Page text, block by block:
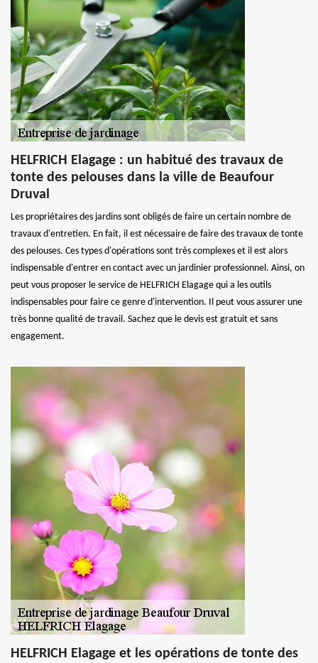
HELFRICH Elagage : un habitué des travaux de
tonte des pelouses dans la ville de Beaufour
Druval
Les propriétaires des jardins sont obligés de faire un certain nombre de
travaux d'entretien. En fait, il est nécessaire de faire des travaux de tonte
des pelouses. Ces types d'opérations sont très complexes et il est alors
indispensable d'entrer en contact avec un jardinier professionnel. Ainsi, on
peut vous proposer le service de HELFRICH Elagage qui a les outils
indispensables pour faire ce genre d'intervention. Il peut vous assurer une
très bonne qualité de travail. Sachez que le devis est gratuit et sans
engagement.
HELFRICH Elagage et les opérations de tonte des